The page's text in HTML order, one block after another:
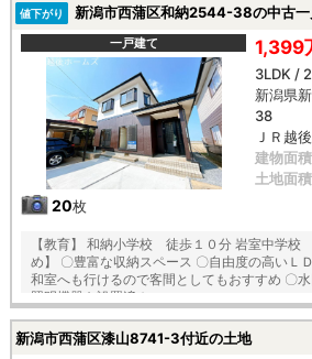
値下がり 新潟市西蒲区和納2544-38の中古一
一戸建て
20枚
1,399
3LDK /
新潟県
38
ＪＲ越
建物面積
土地面積
【教育】 和納小学校 徒歩１０分 岩室中学校 徒歩３３分 【おすす
め】 〇豊富な収納スペース 〇自由度の高いＬＤＫ１５.５帖 〇玄関から
和室へも行けるので客間としてもおすすめ 〇水回り新品交換済み！新品
照明機器も設置済み♪
新潟市西蒲区漆山8741-3付近の土地